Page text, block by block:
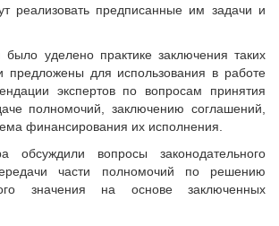
порталы муниципальных образований
реализовать предписанные им задачи и
уделено практике заключения таких
предложены для использования в работе
экспертов по вопросам принятия
полномочий, заключению соглашений,
финансирования их исполнения.
обсуждили вопросы законодательного
части полномочий по решению
значения на основе заключенных